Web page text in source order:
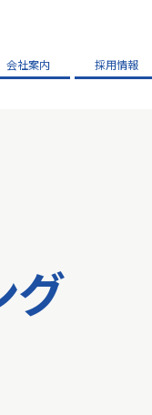
会社案内 採用情報
グ